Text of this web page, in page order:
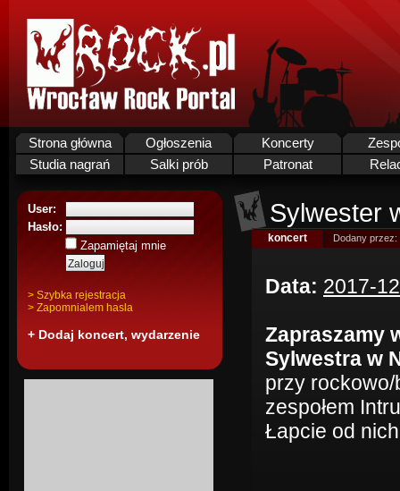
Strona główna Ogłoszenia Koncerty
Studia nagrań
Salki prób Patronat
User:
Hasło:
Zapamiętaj mnie
> Szybka rejestracja
> Zapomnialem hasla
+ Dodaj koncert, wydarzenie
Sylwester
koncert Dodany przez:
Data: 2017-
Zapraszamy
Sylwestra w
przy
zespołem
Łapcie od